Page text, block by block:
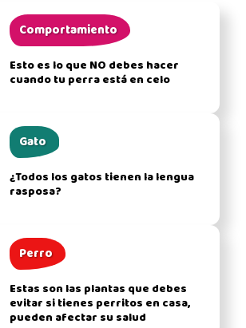
Comportamiento
Esto es lo que NO debes hacer
cuando tu perra está en celo
Gato
¿Todos los gatos tienen la lengua
rasposa?
Perro
Estas son las plantas que debes
evitar si tienes perritos en casa,
pueden afectar su salud